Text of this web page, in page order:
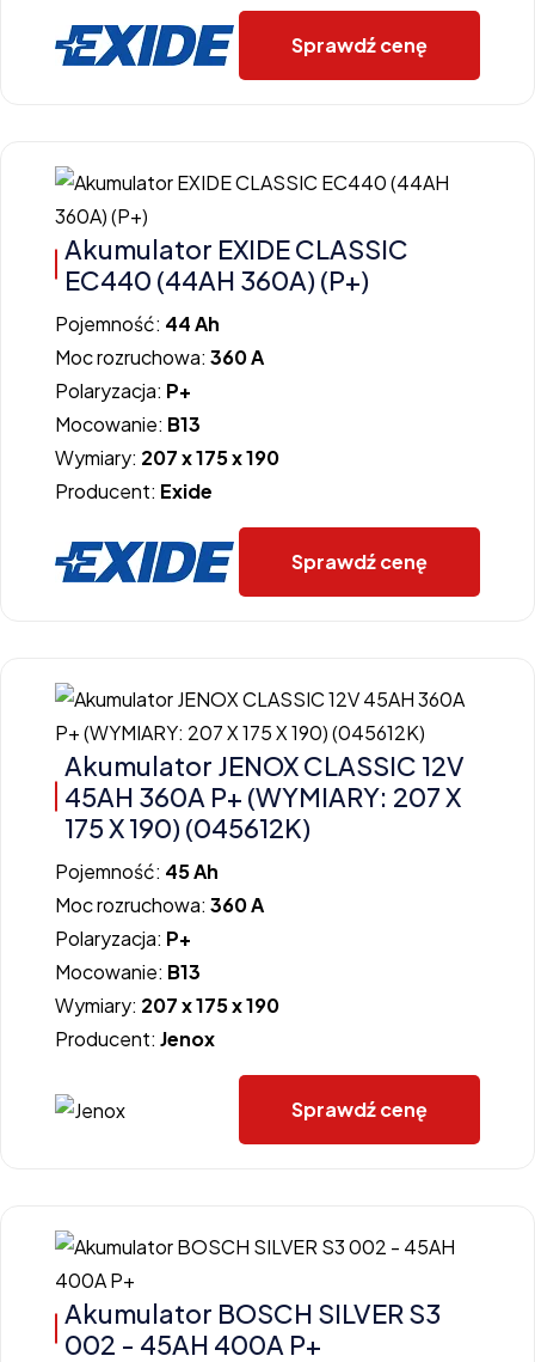
Sprawdź cenę
Akumulator EXIDE CLASSIC
EC440 (44AH 360A) (P+)
Pojemność: 44 Ah
Moc rozruchowa: 360 A
Polaryzacja: P+
Mocowanie: B13
Wymiary: 207 x 175 x 190
Producent: Exide
Sprawdź cenę
Akumulator JENOX CLASSIC 12V
45AH 360A P+ (WYMIARY: 207 X
175 X 190) (045612K)
Pojemność: 45 Ah
Moc rozruchowa: 360 A
Polaryzacja: P+
Mocowanie: B13
Wymiary: 207 x 175 x 190
Producent: Jenox
Sprawdź cenę
Akumulator BOSCH SILVER S3
002 - 45AH 400A P+